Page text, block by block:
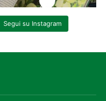
Segui su Instagram